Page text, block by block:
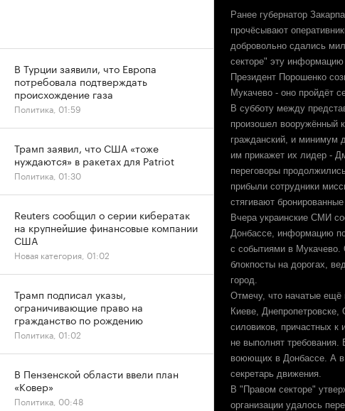
Ранее губернатор
прочёсывают
добровольно сдались
секторе" эту
Президент Порошенко
Мукачево - оно пройдёт
В субботу между
произошел вооружённый
гражданский, и минимум
им прикажет их лидер -
переговоры
прибыли сотрудники
стягивают
Вчера украинские СМИ
Донбассе, информацию
с событиями в Мукачево.
блокпосты на дорогах,
город.
Отмечу, что начатые ещё
Киеве,
силовиков, причастных к
не выполнят требования.
воюющих в Донбассе. А в
секретарь движения.
В "Правом секторе"
организации удалось
В Турции заявили, что Европа
потребовала подтверждать
происхождение газа
Политика, 01:59
Трамп заявил, что США «тоже
нуждаются» в ракетах для Patriot
Политика, 01:30
Reuters сообщил о серии кибератак
на крупнейшие финансовые компании
США
Новая категория, 01:02
Трамп подписал указы,
ограничивающие право на
гражданство по рождению
Политика, 01:02
В Пензенской области ввели план
«Ковер»
Политика, 00:48